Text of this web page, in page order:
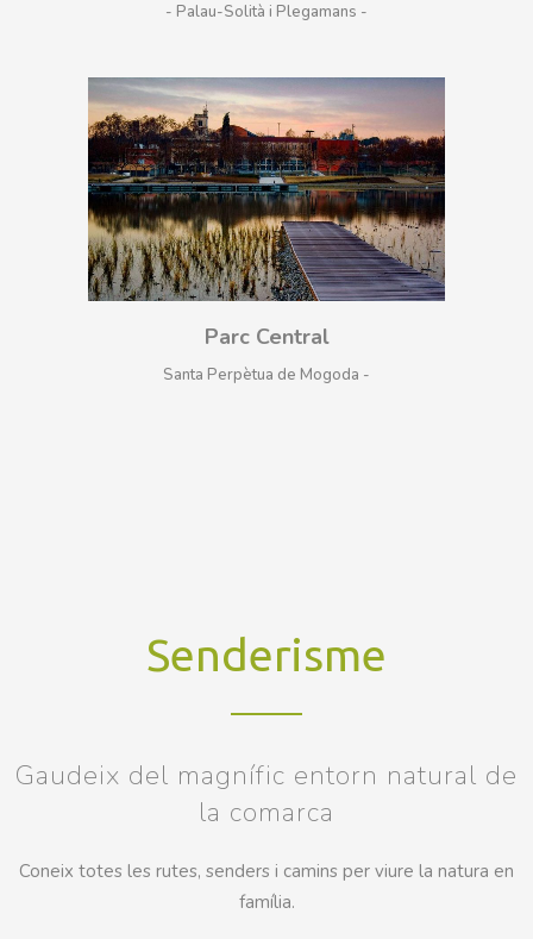
- Palau-Solità i Plegamans
Parc Central
Santa Perpètua de Mogoda
Senderisme
Gaudeix del magnífic entorn natural de
la comarca
Coneix totes les rutes, senders i camins per viure la natura en
família.